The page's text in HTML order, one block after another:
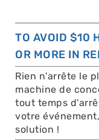
TO AVOID $10
OR MORE IN
Rien n'arrête le
machine de
tout temps
votre
solution !